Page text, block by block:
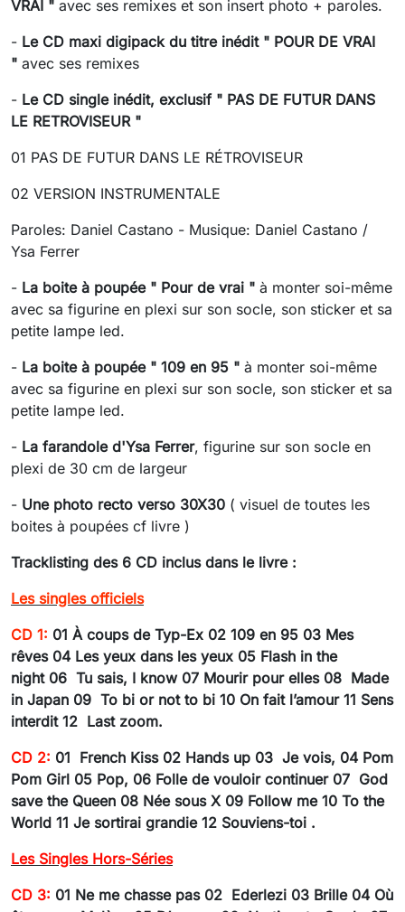
VRAI " avec ses remixes et son insert photo + paroles.
- Le CD maxi digipack du titre inédit " POUR DE VRAI
" avec ses remixes
- Le CD single inédit, exclusif " PAS DE FUTUR DANS
LE RETROVISEUR "
01 PAS DE FUTUR DANS LE RÉTROVISEUR
02 VERSION INSTRUMENTALE
Paroles: Daniel Castano - Musique: Daniel Castano /
Ysa Ferrer
- La boite à poupée " Pour de vrai " à monter soi-même
avec sa figurine en plexi sur son socle, son sticker et sa
petite lampe led.
- La boite à poupée " 109 en 95 " à monter soi-même
avec sa figurine en plexi sur son socle, son sticker et sa
petite lampe led.
- La farandole d'Ysa Ferrer, figurine sur son socle en
plexi de 30 cm de largeur
- Une photo recto verso 30X30 ( visuel de toutes les
boites à poupées cf livre )
Tracklisting des 6 CD inclus dans le livre :
Les singles officiels
CD 1: 01 À coups de Typ-Ex 02 109 en 95 03 Mes
rêves 04 Les yeux dans les yeux 05 Flash in the
night 06 Tu sais, I know 07 Mourir pour elles 08 Made
in Japan 09 To bi or not to bi 10 On fait l’amour 11 Sens
interdit 12 Last zoom.
CD 2: 01 French Kiss 02 Hands up 03 Je vois, 04 Pom
Pom Girl 05 Pop, 06 Folle de vouloir continuer 07 God
save the Queen 08 Née sous X 09 Follow me 10 To the
World 11 Je sortirai grandie 12 Souviens-toi .
Les Singles Hors-Séries
CD 3: 01 Ne me chasse pas 02 Ederlezi 03 Brille 04 Où